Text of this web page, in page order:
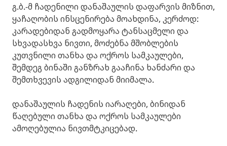
გ.ბ.-მ ჩადენილი დანაშაულის დაფარვის მიზნით,
ყაჩაღობის ინსცენირება მოახდინა, კერძოდ:
კარადებიდან გადმოყარა ტანსაცმელი და
სხვადასხვა ნივთი, მოძებნა მშობლების
კუთვნილი თანხა და ოქროს სამკაულები,
შემდეგ ბინაში განზრახ გააჩინა ხანძარი და
შემთხვევის ადგილიდან მიიმალა.
დანაშაულის ჩადენის იარაღები, ბინიდან
წაღებული თანხა და ოქროს სამკაულები
ამოღებულია ნივთმტკიცებად.